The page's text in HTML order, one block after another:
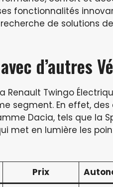
fonctionnalités
de solutions
d’autres
Renault Twingo
segment. En effet,
Dacia, tels que la
met en lumière les
Prix